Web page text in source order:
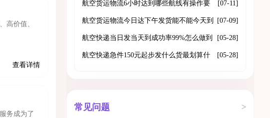
高价值、
查看详情
务成为了
格和舱位保障
航空货运物流6小时达到哪些航线有操作要
点是什么
[07-11]
航空货运物流今日达下午发货能不能今天到 [07-09]
航空快递当日发当天到成功率99%怎么做到
的
[05-28]
航空快递急件150元起步发什么货最划算什 [05-28]
常见问题 >